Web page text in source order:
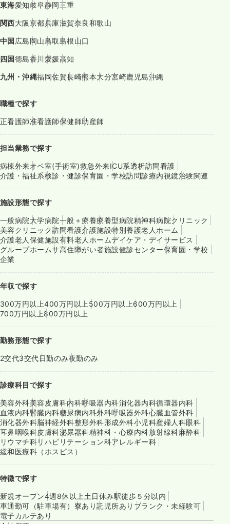
東海愛知岐阜静岡三重
関西大阪京都兵庫滋賀奈良和歌山
中国広島岡山鳥取島根山口
四国徳島香川愛媛高知
九州・沖縄福岡佐賀長崎熊本大分宮崎鹿児島沖縄
職種で探す
正看護師准看護師保健師助産師
担当業務で探す
病棟外来オペ室(手術室)救急外来ICU系透析訪問看護
介護・福祉系検診・健診保育園・学校訪問診療内視鏡治験関連
施設形態で探す
一般病院大学病院一般＋療養療養型病院精神科病院クリニック
美容クリニック訪問看護介護施設特別養護老人ホーム
介護老人保健施設有料老人ホームデイケア・デイサービス
グループホームサ高住障がい者施設健診センター保育園・学校
企業
年収で探す
300万円以上400万円以上 500万円以上600万円以上
700万円以上800万円以上
勤務形態で探す
2交代3交代日勤のみ夜勤のみ
診療科目で探す
美容外科美容皮膚科内科呼吸器内科消化器内科循環器内科
血液内科腎臓内科糖尿病内科外科呼吸器外科心臓血管外科
消化器外科脳神経外科整形外科形成外科小児科産婦人科眼科
耳鼻咽喉科皮膚科泌尿器科精神科・心療内科放射線科麻酔科
リウマチ科リハビリテーション科アレルギー科
緩和医療科（ホスピス）
特徴で探す
新規オープン4週8休以上 土日休み駅徒歩５分以内
車通勤可（駐車場有） 寮あり託児所あり ブランク・未経験可
電子カルテあり